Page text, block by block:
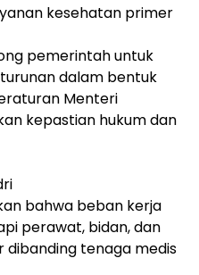
kesehatan primer
pemerintah untuk
dalam bentuk
Menteri
kepastian hukum dan
bahwa beban kerja
perawat, bidan, dan
tenaga medis